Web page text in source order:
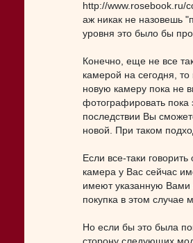
http://www.rosebook.ru/
аж никак не назовешь
уровня это было бы
Конечно, еще не все
камерой на сегодня,
новую камеру пока не
фотографировать пока
последствии Вы
новой. При таком
Если все-таки
камера у Вас сейчас
имеют указанную Вами
покупка в этом
Но если бы это была